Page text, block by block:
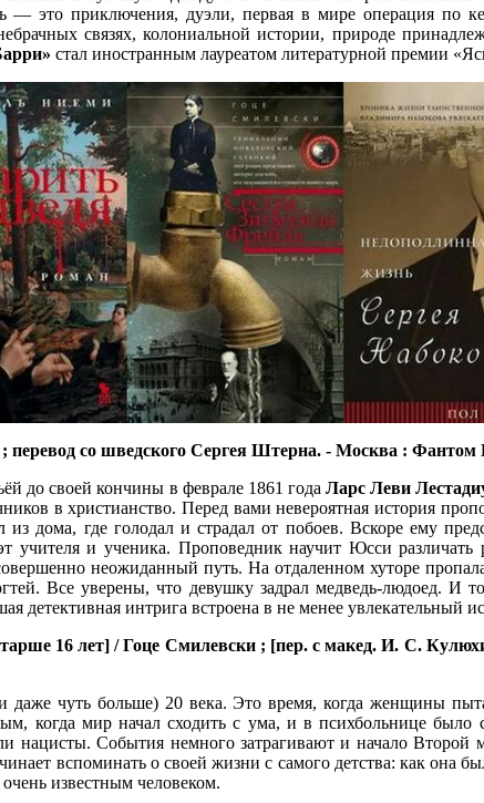
— это приключения, дуэли, первая в мире операция по
связях, колониальной истории, природе
стал иностранным лауреатом литературной премии
со шведского Сергея Штерна. - Москва : Фантом
до своей кончины в феврале 1861 года Ларс Леви
в христианство. Перед вами невероятная история
дома, где голодал и страдал от побоев. Вскоре ему
учителя и ученика. Проповедник научит Юсси
неожиданный путь. На отдаленном хуторе
Все уверены, что девушку задрал медведь-людоед. И
детективная интрига встроена в не менее увлекательный
16 лет] / Гоце Смилевски ; [пер. с макед. И. С.
чуть больше) 20 века. Это время, когда женщины
когда мир начал сходить с ума, и в психбольнице
нацисты. События немного затрагивают и начало
вспоминать о своей жизни с самого детства: как она
известным человеком.